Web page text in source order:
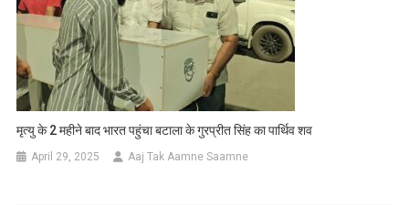
मृत्यु के 2 महीने बाद भारत पहुंचा बटाला के गुरप्रीत सिंह का पार्थिव शव
April 29, 2025 Aaj Tak Aamne Saamne